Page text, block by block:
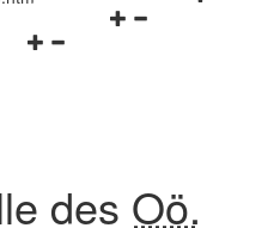
Navigationsmenü
Navigationsmenü
des Oö.